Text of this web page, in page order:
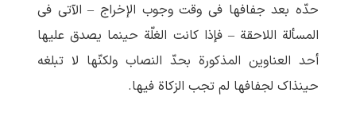
حدّه بعد جفافها فی وقت وجوب الإخراج – الآتی فی
المسألة اللاحقة – فإذا کانت الغلّة حینما یصدق علیها
أحد العناوین المذکورة بحدّ النصاب ولکنّها لا تبلغه
حینذاک لجفافها لم‏ تجب الزکاة فیها.